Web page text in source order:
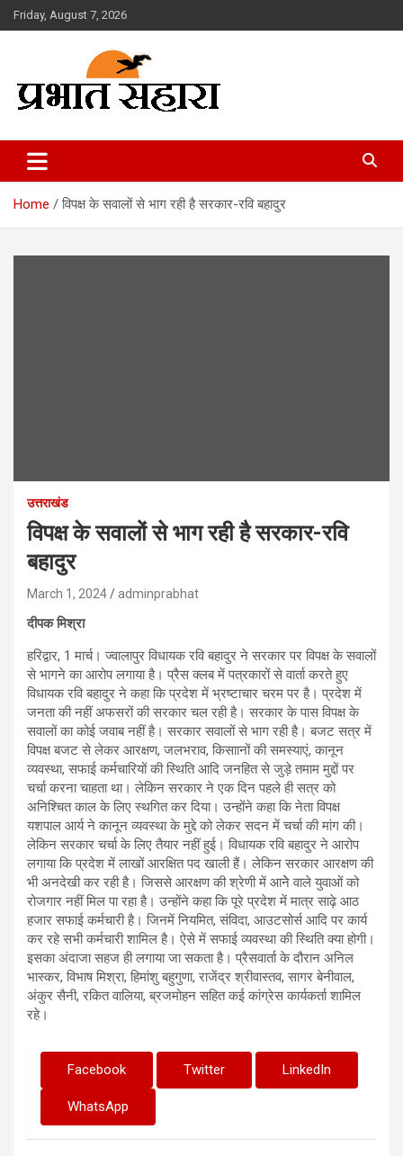
Skip
to
Friday, August 7, 2026
Prabhat Sahara
Home विपक्ष के सवालों से भाग रही है सरकार-रवि बहादुर
उत्तराखंड
विपक्ष के सवालों से भाग रही है सरकार-रवि
बहादुर
March 1, 2024 adminprabhat
दीपक मिश्रा
हरिद्वार, 1 मार्च। ज्वालापुर विधायक रवि बहादुर ने सरकार पर विपक्ष के सवालों
से भागने का आरोप लगाया है। प्रैस क्लब में पत्रकारों से वार्ता करते हुए
विधायक रवि बहादुर ने कहा कि प्रदेश में भ्रष्टाचार चरम पर है। प्रदेश में
जनता की नहीं अफसरों की सरकार चल रही है। सरकार के पास विपक्ष के
सवालों का कोई जवाब नहीं है। सरकार सवालों से भाग रही है। बजट सत्र में
विपक्ष बजट से लेकर आरक्षण, जलभराव, किसाानों की समस्याएं, कानून
व्यवस्था, सफाई कर्मचारियों की स्थिति आदि जनहित से जुड़े तमाम मुद्दों पर
चर्चा करना चाहता था। लेकिन सरकार ने एक दिन पहले ही सत्र को
अनिश्चित काल के लिए स्थगित कर दिया। उन्होंने कहा कि नेता विपक्ष
यशपाल आर्य ने कानून व्यवस्था के मुद्दे को लेकर सदन में चर्चा की मांग की।
लेकिन सरकार चर्चा के लिए तैयार नहीं हुई। विधायक रवि बहादुर ने आरोप
लगाया कि प्रदेश में लाखों आरक्षित पद खाली हैं। लेकिन सरकार आरक्षण की
भी अनदेखी कर रही है। जिससे आरक्षण की श्रेणी में आनेे वाले युवाओं को
रोजगार नहीं मिल पा रहा है। उन्होंने कहा कि पूरे प्रदेश में मात्र साढ़े आठ
हजार सफाई कर्मचारी है। जिनमें नियमित, संविदा, आउटसोर्स आदि पर कार्य
कर रहे सभी कर्मचारी शामिल है। ऐसे में सफाई व्यवस्था की स्थिति क्या होगी।
इसका अंदाजा सहज ही लगाया जा सकता है। प्रैसवार्ता के दौरान अनिल
भास्कर, विभाष मिश्रा, हिमांशु बहुगुणा, राजेंद्र श्रीवास्तव, सागर बेनीवाल,
अंकुर सैनी, रकित वालिया, ब्रजमोहन सहित कई कांग्रेस कार्यकर्ता शामिल
रहे।
Facebook Twitter LinkedIn
WhatsApp